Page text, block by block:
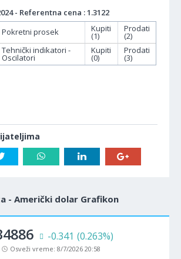
- Referentna cena : 1.3122
Pokretni prosek Kupiti
(1)
Prodati
(2)
Tehnički indikatori -
Oscilatori
Kupiti
(0)
Prodati
(3)
- Američki dolar Grafikon
-0.341 (0.263%)
Osveži vreme: 8/7/2026 20:58